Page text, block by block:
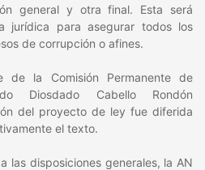
general y otra final. Esta será
jurídica para asegurar todos los
de corrupción o afines.
de la Comisión Permanente de
Diosdado Cabello Rondón
del proyecto de ley fue diferida
el texto.
las disposiciones generales, la AN